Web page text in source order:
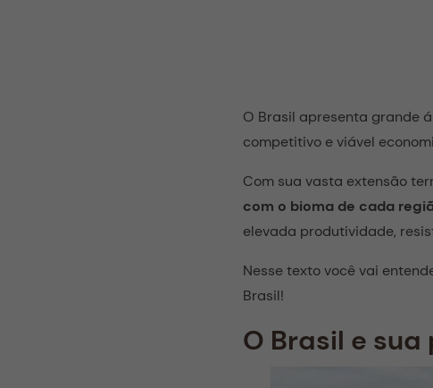
O Brasil apresenta grande
competitivo e viável
Com sua vasta extensão
com o bioma de cada
elevada produtividade,
Nesse texto você vai
Brasil!
O Brasil e